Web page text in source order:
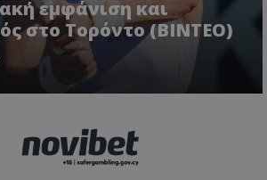
εμφάνιση και
στο Τορόντο (ΒΙΝΤΕΟ)